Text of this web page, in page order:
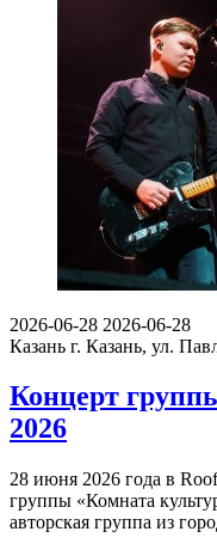
2026-06-28 2026-06-28
Казань г. Казань, ул.
Концерт
2026
28 июня 2026 года в
группы «Комната
авторская группа из